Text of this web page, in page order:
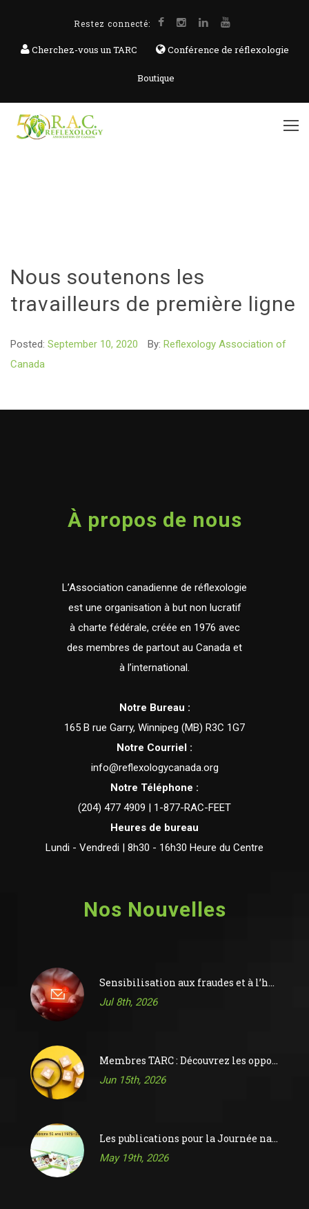
Restez connecté:
Cherchez-vous un TARC Conférence de réflexologie
Boutique
Nous soutenons les
travailleurs de première ligne
Posted: September 10, 2020 By: Reflexology Association of
Canada
À propos de nous
L’Association canadienne de réflexologie
est une organisation à but non lucratif
à charte fédérale, créée en 1976 avec
des membres de partout au Canada et
à l’international.
Notre Bureau :
165 B rue Garry, Winnipeg (MB) R3C 1G7
Notre Courriel :
info@reflexologycanada.org
Notre Téléphone :
(204) 477 4909 | 1-877-RAC-FEET
Heures de bureau
Lundi - Vendredi | 8h30 - 16h30 Heure du Centre
Nos Nouvelles
Sensibilisation aux fraudes et à l’hameçonnage
Jul 8th, 2026
Membres TARC : Découvrez les opportunités sur le tableau d’affichage des offres d’emploi de l’ACR
Jun 15th, 2026
Les publications pour la Journée nationale de la réflexologie 2026 sont maintenant disponibles !
May 19th, 2026